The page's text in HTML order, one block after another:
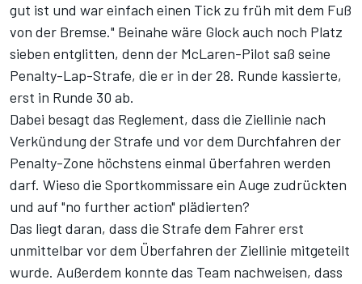
gut ist und war einfach einen Tick zu früh mit dem Fuß
von der Bremse." Beinahe wäre Glock auch noch Platz
sieben entglitten, denn der McLaren-Pilot saß seine
Penalty-Lap-Strafe, die er in der 28. Runde kassierte,
erst in Runde 30 ab.
Dabei besagt das Reglement, dass die Ziellinie nach
Verkündung der Strafe und vor dem Durchfahren der
Penalty-Zone höchstens einmal überfahren werden
darf. Wieso die Sportkommissare ein Auge zudrückten
und auf "no further action" plädierten?
Das liegt daran, dass die Strafe dem Fahrer erst
unmittelbar vor dem Überfahren der Ziellinie mitgeteilt
wurde. Außerdem konnte das Team nachweisen, dass